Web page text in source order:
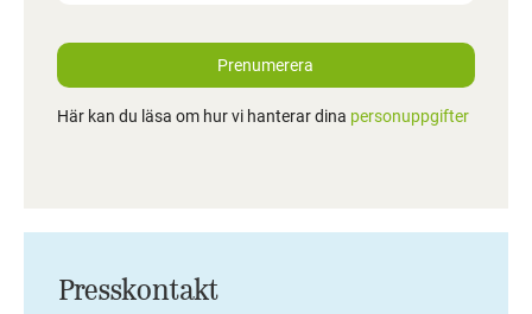
Prenumerera
Här kan du läsa om hur vi hanterar dina personuppgifter
Presskontakt